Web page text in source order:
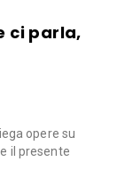
ci parla,
opere su
il presente